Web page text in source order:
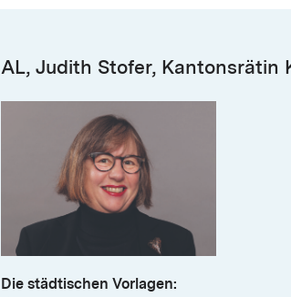
AL, Judith Stofer, Kantonsrätin
Die städtischen Vorlagen: